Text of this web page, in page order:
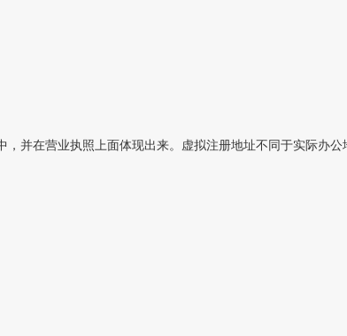
并在营业执照上面体现出来。虚拟注册地址不同于实际办公